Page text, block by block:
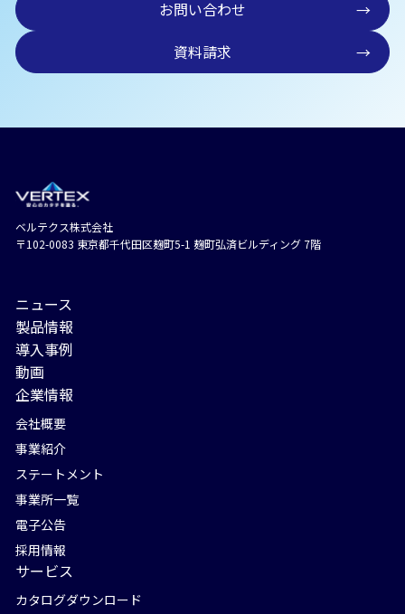
お問い合わせ
→
資料請求
→
ベルテクス株式会社
〒102-0083 東京都千代⽥区麹町5-1 麹町弘済ビルディング 7階
ニュース
製品情報
導入事例
動画
企業情報
会社概要
事業紹介
ステートメント
事業所一覧
電子公告
採用情報
サービス
カタログダウンロード